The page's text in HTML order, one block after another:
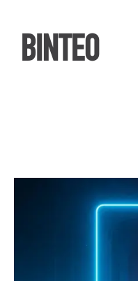
ΒΙΝΤΕΟ